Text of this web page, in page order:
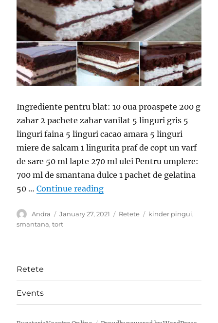
Ingrediente pentru blat: 10 oua proaspete 200 g
zahar 2 pachete zahar vanilat 5 linguri gris 5
linguri faina 5 linguri cacao amara 5 linguri
miere de salcam 1 lingurita praf de copt un varf
de sare 50 ml lapte 270 ml ulei Pentru umplere:
700 ml de smantana dulce 1 pachet de gelatina
50 …Continue reading“Tort Kinder Pingui-
Author
Andra
Posted
on
January 27, 2021 Categories
Retete Tags
kinder pingui,
smantana,tort
Retete
Events